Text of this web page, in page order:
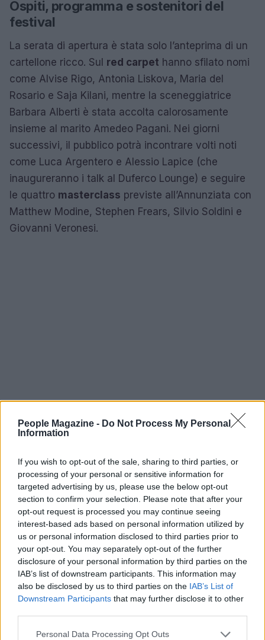
People Magazine - Do Not Process My Personal
Information
If you wish to opt-out of the sale, sharing to third parties, or
processing of your personal or sensitive information for
targeted advertising by us, please use the below opt-out
section to confirm your selection. Please note that after your
opt-out request is processed you may continue seeing
interest-based ads based on personal information utilized by
us or personal information disclosed to third parties prior to
your opt-out. You may separately opt-out of the further
disclosure of your personal information by third parties on the
IAB’s list of downstream participants. This information may
also be disclosed by us to third parties on the IAB’s List of
Downstream Participants that may further disclose it to other
Please note that this website/app uses one or more Google
Personal Data Processing Opt Outs
Ospiti, programma e sostenitori del
festival
La serata di apertura è stata solo l’anteprima di un
cartellone ricco. Sul red carpet hanno sfilato nomi
come Alvise Rigo, Antonia Liskova, Maria del
Rosario e Saja Kilani, mentre la sceneggiatrice
Barbara Alberti è stata accolta calorosamente
insieme al marito Amedeo Pagani. Nei giorni
successivi, il pubblico potrà incontrare volti noti
come Luca Argentero e Alessio Lapice (che
inaugureranno i talk al Duferco Lounge) e seguire
le quattro masterclass previste all’Annunziata con
Matthew Modine, Stephen Frears, Silvio Soldini e
Giovanni Veronesi.
Parallelamente alle proiezioni e agli incontri, il
festival conferma i tre concorsi dedicati ai registi
under 35, ai documentari e ai cortometraggi, con
giurie presiedute da personalità come Nicola
Giuliano per i lungometraggi, Florent Beauverd per i
documentari e Giulia Grandinetti per i corti.
L’evento è organizzato dalla Fondazione Riviera
International con il sostegno del Comune di Sestri
Levante, dell’Associazione Albergatori e del
Consorzio turistico. Tra i patrocinatori figurano